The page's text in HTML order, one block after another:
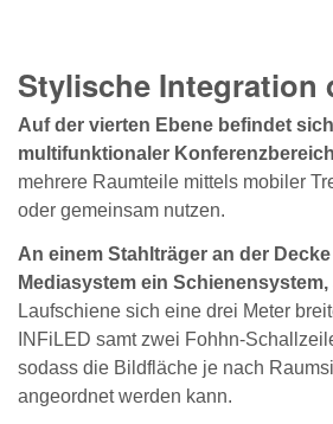
Stylische Integration
Auf der vierten Ebene befindet
multifunktionaler
mehrere Raumteile mittels mobiler
oder gemeinsam nutzen.
An einem Stahlträger an der
Mediasystem ein Schienensystem,
Laufschiene sich eine drei Meter
INFiLED samt zwei Fohhn-
sodass die Bildfläche je nach
angeordnet werden kann.